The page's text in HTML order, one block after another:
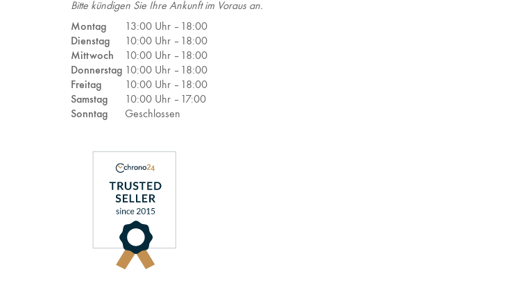
Bitte kündigen Sie Ihre Ankunft im Voraus an.
Montag
13:00 Uhr – 18:00
Dienstag
10:00 Uhr – 18:00
Mittwoch
10:00 Uhr – 18:00
Donnerstag 10:00 Uhr – 18:00
Freitag
10:00 Uhr – 18:00
Samstag
10:00 Uhr – 17:00
Sonntag
Geschlossen